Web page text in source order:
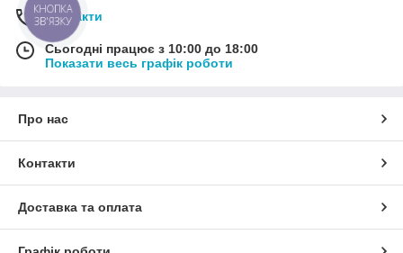
Контакти
Сьогодні працює з 10:00 до 18:00
Показати весь графік роботи
Про нас
Контакти
Доставка та оплата
КНОПКА
ЗВ'ЯЗКУ